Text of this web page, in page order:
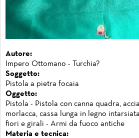
Autore:
Impero Ottomano - Turchia?
Soggetto:
Pistola a pietra focaia
Oggetto:
Pistola - Pistola con canna quadra,
morlacca, cassa lunga in legno
fiori e girali - Armi da fuoco antiche
Materia e tecnica: